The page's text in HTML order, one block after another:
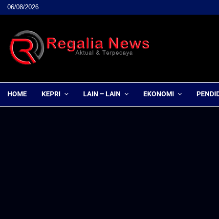
06/08/2026
HOME KEPRI LAIN – LAIN EKONOMI